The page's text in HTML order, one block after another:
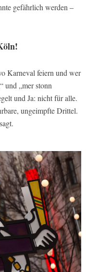
gefährlich werden –
Karneval feiern und wer
und „mer stonn
und Ja: nicht für alle.
ungeimpfte Drittel.